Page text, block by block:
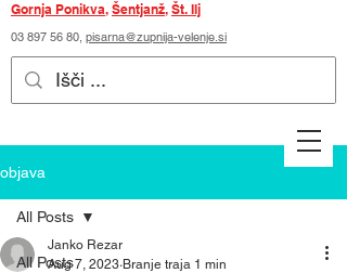
Gornja Ponikva, Šentjanž, Št. Ilj
03 897 56 80, pisarna@zupnija-velenje.si
objava
All Posts
All Posts
Janko Rezar
Aug 7, 2023 Branje traja 1 min